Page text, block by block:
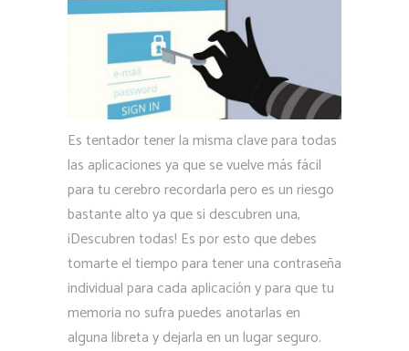
Es tentador tener la misma clave para todas
las aplicaciones ya que se vuelve más fácil
para tu cerebro recordarla pero es un riesgo
bastante alto ya que si descubren una,
¡Descubren todas! Es por esto que debes
tomarte el tiempo para tener una contraseña
individual para cada aplicación y para que tu
memoria no sufra puedes anotarlas en
alguna libreta y dejarla en un lugar seguro.